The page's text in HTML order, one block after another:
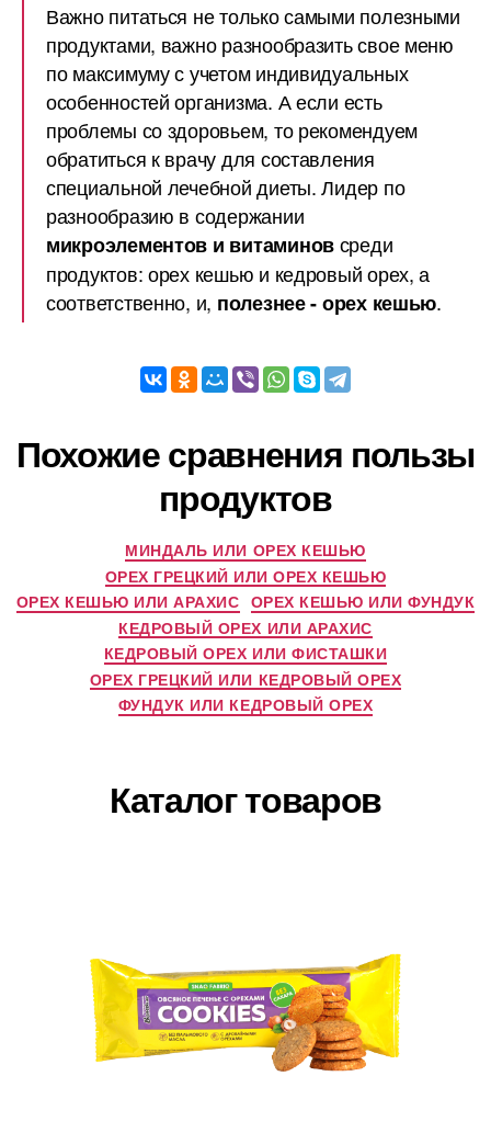
Важно питаться не только самыми полезными
продуктами, важно разнообразить свое меню
по максимуму с учетом индивидуальных
особенностей организма. А если есть
проблемы со здоровьем, то рекомендуем
обратиться к врачу для составления
специальной лечебной диеты. Лидер по
разнообразию в содержании
микроэлементов и витаминовсреди
продуктов: орех кешью и кедровый орех, а
соответственно, и, полезнее - орех кешью.
Похожие сравнения пользы
продуктов
МИНДАЛЬ ИЛИ ОРЕХ КЕШЬЮ
ОРЕХ ГРЕЦКИЙ ИЛИ ОРЕХ КЕШЬЮ
ОРЕХ КЕШЬЮ ИЛИ АРАХИС ОРЕХ КЕШЬЮ ИЛИ ФУНДУК
КЕДРОВЫЙ ОРЕХ ИЛИ АРАХИС
КЕДРОВЫЙ ОРЕХ ИЛИ ФИСТАШКИ
ОРЕХ ГРЕЦКИЙ ИЛИ КЕДРОВЫЙ ОРЕХ
ФУНДУК ИЛИ КЕДРОВЫЙ ОРЕХ
Каталог товаров